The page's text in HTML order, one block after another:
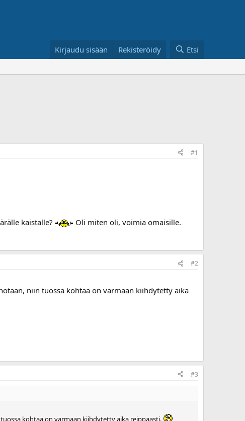
Kirjaudu sisään Rekisteröidy Etsi
#1
kaistalle?
Oli miten oli, voimia omaisille.
#2
niin tuossa kohtaa on varmaan kiihdytetty aika
#3
kohtaa on varmaan kiihdytetty aika reippaasti.